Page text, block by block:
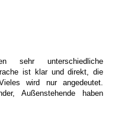
sehr unterschiedliche
ist klar und direkt, die
wird nur angedeutet.
Außenstehende haben